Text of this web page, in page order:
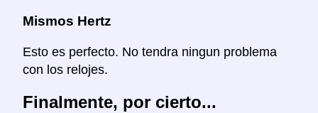
Mismos Hertz
Esto es perfecto. No tendra ningun problema
con los relojes.
Finalmente, por cierto...